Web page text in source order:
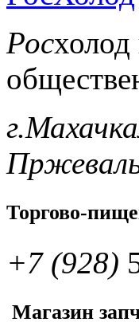
Росхолод
Торгово-
+7 (928)
Магазин